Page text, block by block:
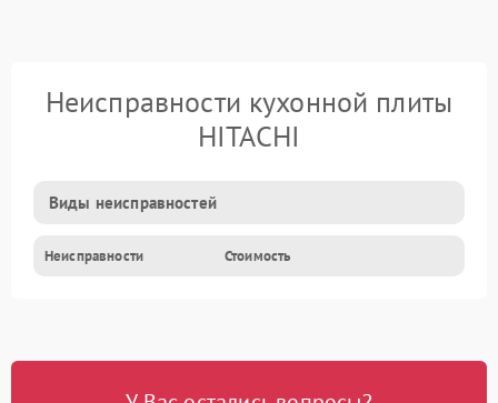
Неисправности кухонной плиты
HITACHI
Виды неисправностей
Неисправности Стоимость